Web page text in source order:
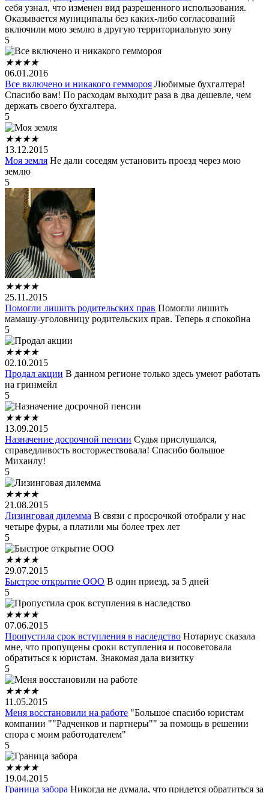
себя узнал, что изменен вид разрешенного использования.
Оказывается муниципалы без каких-либо согласований
включили мою землю в другую территориальную зону
5
★★★★
06.01.2016
Все включено и никакого геммороя Любимые бухгалтера!
Спасибо вам! По расходам выходит раза в два дешевле, чем
держать своего бухгалтера.
5
★★★★
13.12.2015
Моя земля Не дали соседям установить проезд через мою
землю
5
★★★★
25.11.2015
Помогли лишить родительских прав Помогли лишить
мамашу-уголовницу родительских прав. Теперь я спокойна
5
★★★★
02.10.2015
Продал акции В данном регионе только здесь умеют работать
на гринмейл
5
★★★★
13.09.2015
Назначение досрочной пенсии Судья прислушался,
справедливость восторжествовала! Спасибо большое
Михаилу!
5
★★★★
21.08.2015
Лизинговая дилемма В связи с просрочкой отобрали у нас
четыре фуры, а платили мы более трех лет
5
★★★★
29.07.2015
Быстрое открытие ООО В один приезд, за 5 дней
5
★★★★
07.06.2015
Пропустила срок вступления в наследство Нотариус сказала
мне, что пропущены сроки вступления и посоветовала
обратиться к юристам. Знакомая дала визитку
5
★★★★
11.05.2015
Меня восстановили на работе "Большое спасибо юристам
компании ""Радченков и партнеры"" за помощь в решении
спора с моим работодателем"
5
★★★★
19.04.2015
Граница забора Никогда не думала, что придется обратиться за